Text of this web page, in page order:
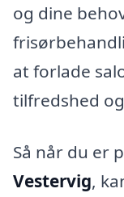
og dine
at forlade
tilfredshed
Så når du er
Vestervig,